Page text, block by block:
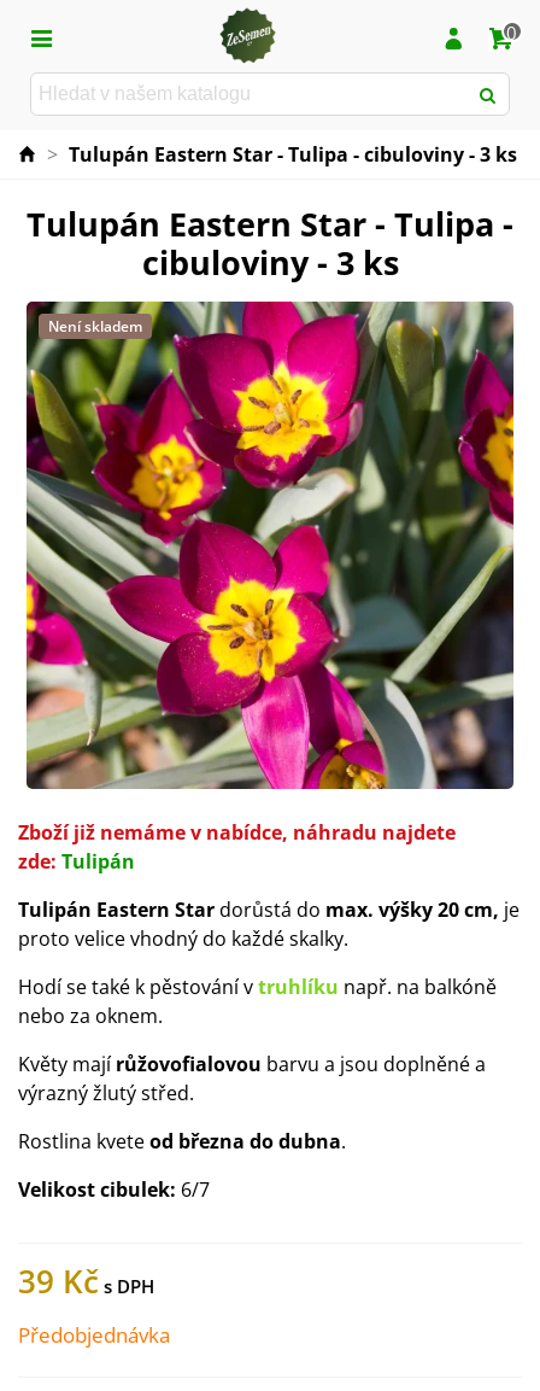
0
> Tulupán Eastern Star - Tulipa - cibuloviny - 3 ks
Tulupán Eastern Star - Tulipa -
cibuloviny - 3 ks
Není skladem
Zboží již nemáme v nabídce, náhradu najdete
zde: Tulipán
Tulipán Eastern Stardorůstá do max. výšky 20 cm, je
proto velice vhodný do každé skalky.
Hodí se také k pěstování vtruhlíku např. na balkóně
nebo za oknem.
Květy majírůžovofialovou barvu a jsou doplněné a
výrazný žlutý střed.
Rostlina kveteod března do dubna.
Velikost cibulek: 6/7
39 Kč
Předobjednávka